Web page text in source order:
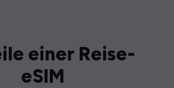
einer Reise-
eSIM